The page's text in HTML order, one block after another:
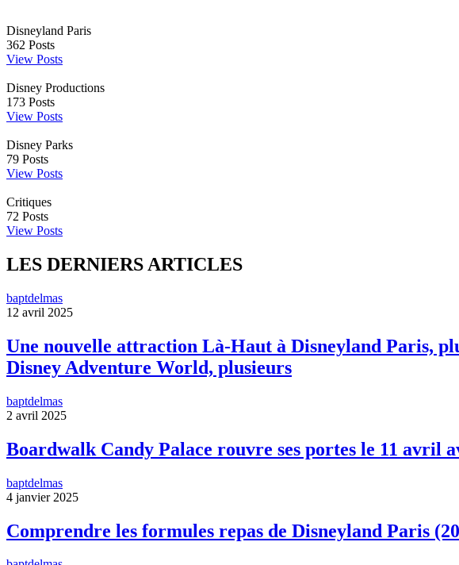
Disneyland Paris
362 Posts
View Posts
Disney Productions
173 Posts
View Posts
Disney Parks
79 Posts
View Posts
Critiques
72 Posts
View Posts
LES DERNIERS ARTICLES
baptdelmas
12 avril 2025
Une nouvelle attraction Là-Haut à Disneyland Paris,
Disney Adventure World, plusieurs
baptdelmas
2 avril 2025
Boardwalk Candy Palace rouvre ses portes le 11 avril
baptdelmas
4 janvier 2025
Comprendre les formules repas de Disneyland Paris